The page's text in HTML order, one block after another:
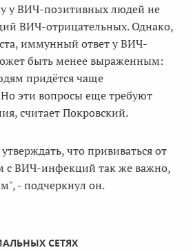
у ВИЧ-позитивных людей не
ВИЧ-отрицательных. Однако,
иммунный ответ у ВИЧ-
быть менее выраженным:
придётся чаще
эти вопросы еще требуют
считает Покровский.
что прививаться от
с ВИЧ-инфекций так же важно,
- подчеркнул он.
СЕТЯХ